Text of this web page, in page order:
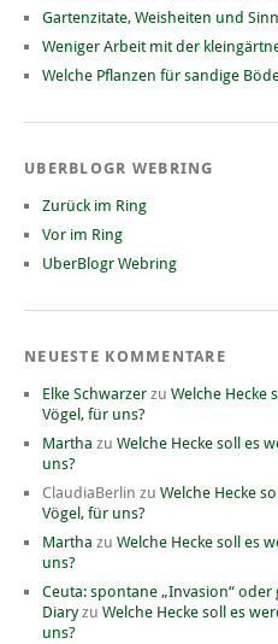
Gartenzitate, Weisheiten und
Weniger Arbeit mit der
Welche Pflanzen für sandige
UBERBLOGR WEBRING
Zurück im Ring
Vor im Ring
UberBlogr Webring
NEUESTE KOMMENTARE
Elke Schwarzer zu Welche Hecke
Vögel, für uns?
Martha zu Welche Hecke soll es
uns?
ClaudiaBerlin zu Welche Hecke
Vögel, für uns?
Martha zu Welche Hecke soll es
uns?
Ceuta: spontane „Invasion“ oder
Diaryzu Welche Hecke soll es
uns?